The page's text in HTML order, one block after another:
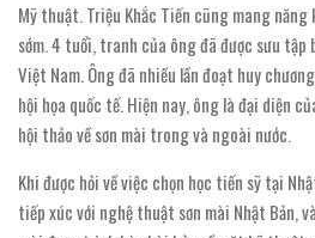
Mỹ thuật. Triệu Khắc Tiến cũng mang
sớm. 4 tuổi, tranh của ông đã được sưu
Việt Nam. Ông đã nhiều lần đoạt huy
hội họa quốc tế. Hiện nay, ông là đại diện
hội thảo về sơn mài trong và ngoài nước.
Khi được hỏi về việc chọn học tiến sỹ tại
tiếp xúc với nghệ thuật sơn mài Nhật Bản,